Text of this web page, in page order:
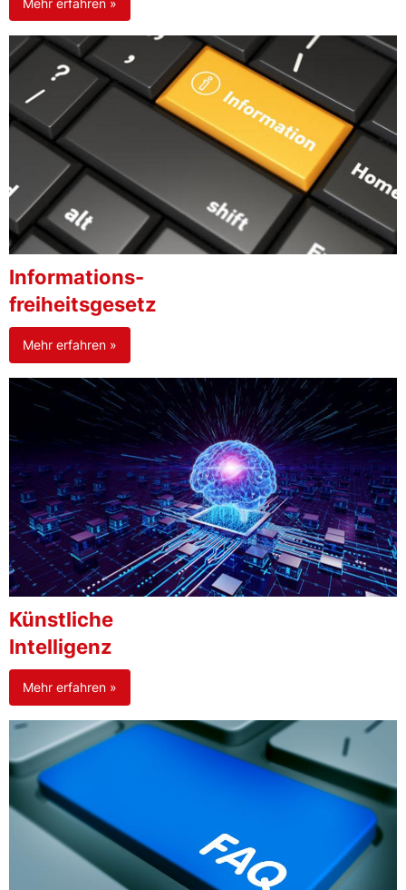
Informations-
freiheitsgesetz
Mehr erfahren »
Künstliche
Intelligenz
Mehr erfahren »